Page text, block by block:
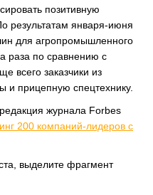
позитивную
результатам января-июня
для агропромышленного
раза по сравнению с
всего заказчики из
и прицепную спецтехнику.
журнала Forbes
200 компаний-лидеров с
выделите фрагмент